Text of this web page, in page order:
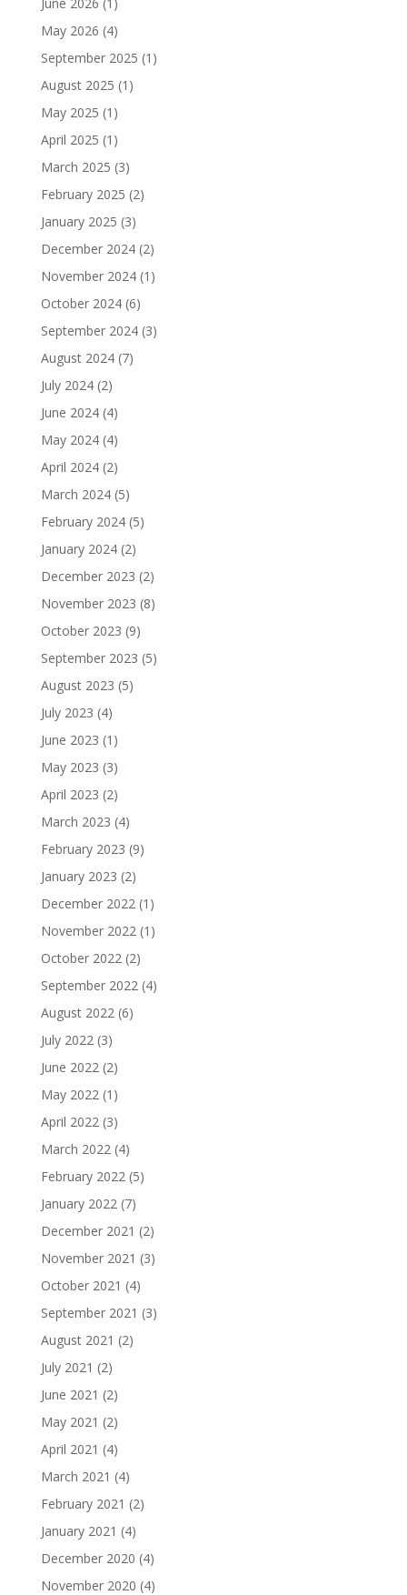
May 2026 (4)
September 2025 (1)
August 2025 (1)
May 2025 (1)
April 2025 (1)
March 2025 (3)
February 2025 (2)
January 2025 (3)
December 2024(2)
November 2024(1)
October 2024(6)
September 2024(3)
August 2024(7)
July 2024(2)
June 2024(4)
May 2024(4)
April 2024(2)
March 2024(5)
February 2024(5)
January 2024(2)
December 2023 (2)
November 2023 (8)
October 2023 (9)
September 2023 (5)
August 2023 (5)
July 2023 (4)
June 2023 (1)
May 2023 (3)
April 2023 (2)
March 2023 (4)
February 2023 (9)
January 2023 (2)
December 2022(1)
November 2022(1)
October 2022(2)
September 2022(4)
August 2022(6)
July 2022(3)
June 2022(2)
May 2022(1)
April 2022(3)
March 2022(4)
February 2022(5)
January 2022(7)
December 2021 (2)
November 2021 (3)
October 2021 (4)
September 2021 (3)
August 2021 (2)
July 2021 (2)
June 2021 (2)
May 2021 (2)
April 2021 (4)
March 2021 (4)
February 2021 (2)
January 2021 (4)
December 2020 (4)
November 2020 (4)